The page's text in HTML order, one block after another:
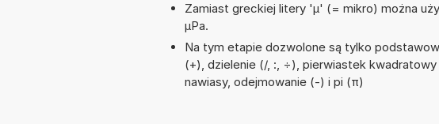
Zamiast greckiej litery 'µ' (= mikro) można
µPa.
Na tym etapie dozwolone są tylko
(+), dzielenie (/, :, ÷), pierwiastek
nawiasy, odejmowanie (-) i pi (π)